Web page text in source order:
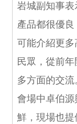
岩城副知事
產品都很優
可能介紹更
民眾，從前
多方面的交流
會場中卓伯
鮮，現場也